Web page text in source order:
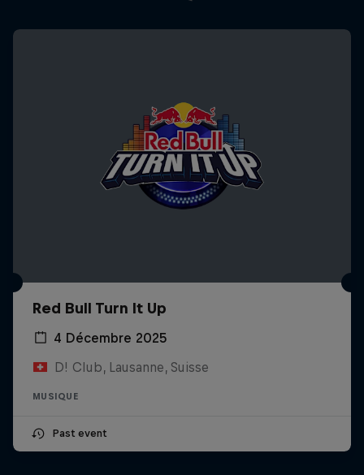
Red Bull Turn It Up
4 Décembre 2025
D! Club, Lausanne, Suisse
MUSIQUE
Past event